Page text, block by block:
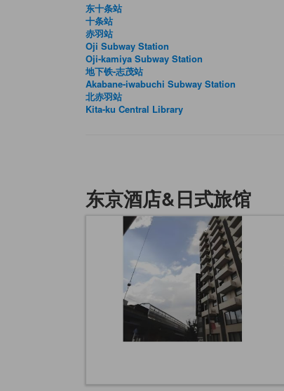
东十条站
十条站
赤羽站
Oji Subway Station
Oji-kamiya Subway Station
地下铁-志茂站
Akabane-iwabuchi Subway Station
北赤羽站
Kita-ku Central Library
东京酒店&日式旅馆